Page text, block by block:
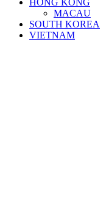
HONG KONG
MACAU
SOUTH KOREA
VIETNAM